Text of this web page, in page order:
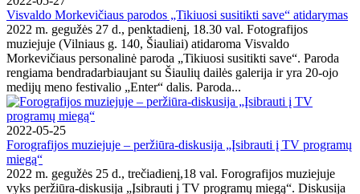
Visvaldo Morkevičiaus parodos „Tikiuosi susitikti save“ atidarymas
2022 m. gegužės 27 d., penktadienį, 18.30 val. Fotografijos
muziejuje (Vilniaus g. 140, Šiauliai) atidaroma Visvaldo
Morkevičiaus personalinė paroda „Tikiuosi susitikti save“. Paroda
rengiama bendradarbiaujant su Šiaulių dailės galerija ir yra 20-ojo
medijų meno festivalio „Enter“ dalis. Paroda...
2022-05-25
Forografijos muziejuje – peržiūra-diskusija „Įsibrauti į TV programų
miegą“
2022 m. gegužės 25 d., trečiadienį,18 val. Forografijos muziejuje
vyks peržiūra-diskusija „Įsibrauti į TV programų miegą“. Diskusija